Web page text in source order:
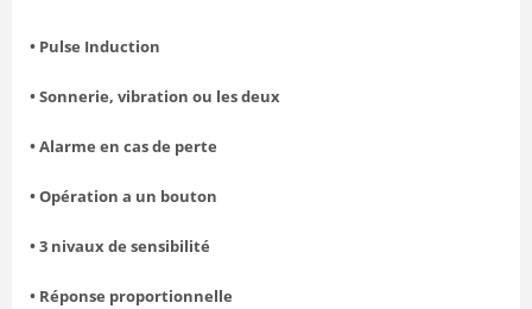
• Pulse Induction
• Sonnerie, vibration ou les deux
• Alarme en cas de perte
• Opération a un bouton
• 3 nivaux de sensibilité
• Réponse proportionnelle